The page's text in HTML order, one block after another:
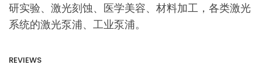
研实验、激光刻蚀、医学美容、材料加工，各类激光
系统的激光泵浦、工业泵浦。
REVIEWS